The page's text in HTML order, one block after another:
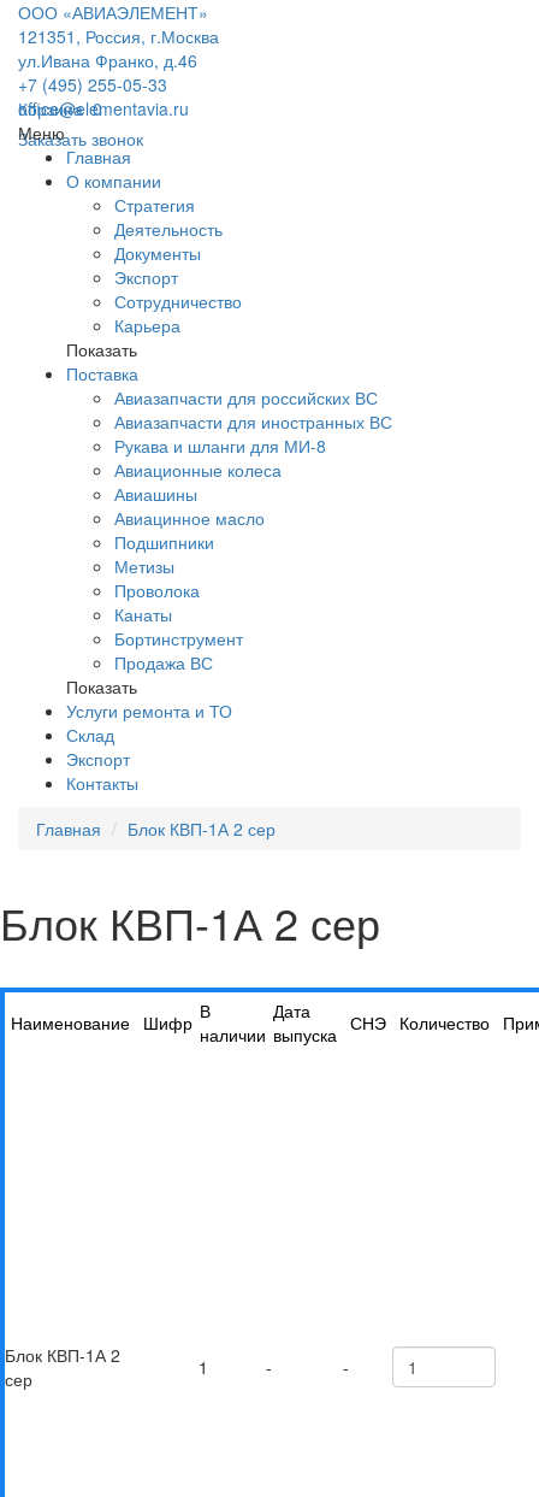
ООО «АВИАЭЛЕМЕНТ»
121351, Россия, г.Москва
ул.Ивана Франко, д.46
+7 (495) 255-05-33
office@elementavia.ru
Заказать звонок
Корзина0
Меню
Главная
О компании
Стратегия
Деятельность
Документы
Экспорт
Сотрудничество
Карьера
Показать
Поставка
Авиазапчасти для российских ВС
Авиазапчасти для иностранных ВС
Рукава и шланги для МИ-8
Авиационные колеса
Авиашины
Авиацинное масло
Подшипники
Метизы
Проволока
Канаты
Бортинструмент
Продажа ВС
Показать
Услуги ремонта и ТО
Склад
Экспорт
Контакты
Главная
Блок КВП-1А 2 сер
Блок КВП-1А 2 сер
Наименование Шифр В
наличии
Дата
выпуска СНЭ Количество
Блок КВП-1А 2
сер
1 - -